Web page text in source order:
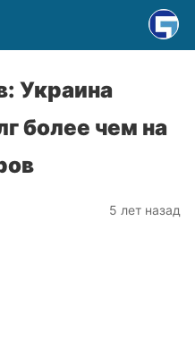
Украина
более чем на
5 лет назад